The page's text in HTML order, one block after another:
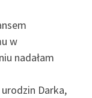
w
nadałam
Darka,